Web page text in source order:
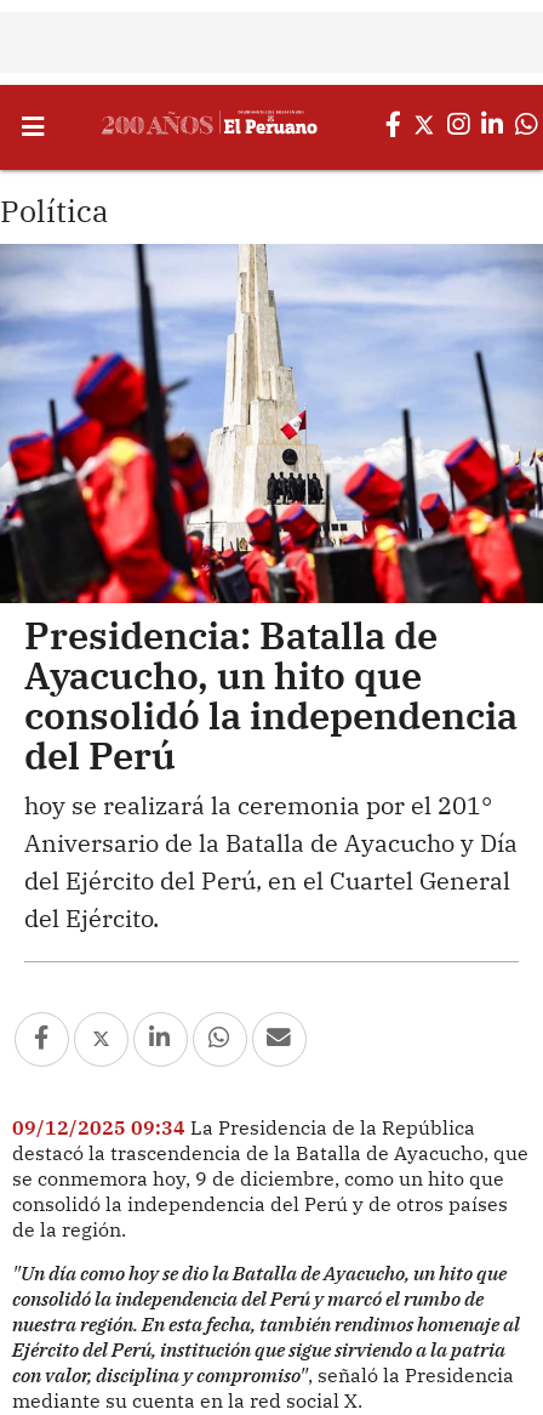
Política
Presidencia: Batalla de
Ayacucho, un hito que
consolidó la independencia
del Perú
hoy se realizará la ceremonia por el 201°
Aniversario de la Batalla de Ayacucho y Día
del Ejército del Perú, en el Cuartel General
del Ejército.
09/12/2025 09:34 La Presidencia de la República
destacó la trascendencia de la Batalla de Ayacucho, que
se conmemora hoy, 9 de diciembre, como un hito que
consolidó la independencia del Perú y de otros países
de la región.
"Un día como hoy se dio la Batalla de Ayacucho, un hito que
consolidó la independencia del Perú y marcó el rumbo de
nuestra región. En esta fecha, también rendimos homenaje al
Ejército del Perú, institución que sigue sirviendo a la patria
con valor, disciplina y compromiso", señaló la Presidencia
mediante su cuenta en la red social X.